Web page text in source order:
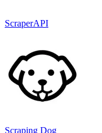
ScraperAPI
Scraping Dog